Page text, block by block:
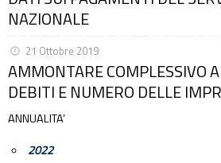
NAZIONALE
21 Ottobre 2019
AMMONTARE COMPLESSIVO
DEBITI E NUMERO DELLE
ANNUALITA’
2022